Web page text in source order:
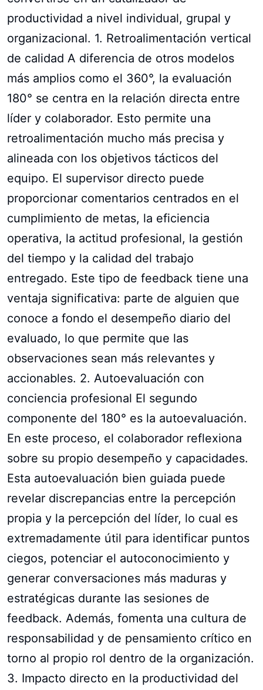
productividad a nivel individual, grupal y
organizacional. 1. Retroalimentación vertical
de calidad A diferencia de otros modelos
más amplios como el 360°, la evaluación
180° se centra en la relación directa entre
líder y colaborador. Esto permite una
retroalimentación mucho más precisa y
alineada con los objetivos tácticos del
equipo. El supervisor directo puede
proporcionar comentarios centrados en el
cumplimiento de metas, la eficiencia
operativa, la actitud profesional, la gestión
del tiempo y la calidad del trabajo
entregado. Este tipo de feedback tiene una
ventaja significativa: parte de alguien que
conoce a fondo el desempeño diario del
evaluado, lo que permite que las
observaciones sean más relevantes y
accionables. 2. Autoevaluación con
conciencia profesional El segundo
componente del 180° es la autoevaluación.
En este proceso, el colaborador reflexiona
sobre su propio desempeño y capacidades.
Esta autoevaluación bien guiada puede
revelar discrepancias entre la percepción
propia y la percepción del líder, lo cual es
extremadamente útil para identificar puntos
ciegos, potenciar el autoconocimiento y
generar conversaciones más maduras y
estratégicas durante las sesiones de
feedback. Además, fomenta una cultura de
responsabilidad y de pensamiento crítico en
torno al propio rol dentro de la organización.
3. Impacto directo en la productividad del